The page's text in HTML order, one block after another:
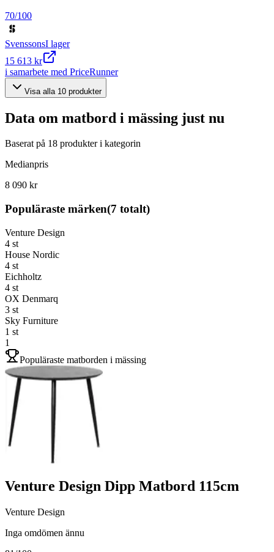
70/100
SvenssonsI lager
15 613 kr
i samarbete med PriceRunner
Visa alla 10 produkter
Data om matbord i mässing just nu
Baserat på 18 produkter i kategorin
Medianpris
8 090 kr
Populäraste märken(7 totalt)
Venture Design
4 st
House Nordic
4 st
Eichholtz
4 st
OX Denmarq
3 st
Sky Furniture
1 st
1
Populäraste matborden i mässing
Venture Design Dipp Matbord 115cm
Venture Design
Inga omdömen ännu